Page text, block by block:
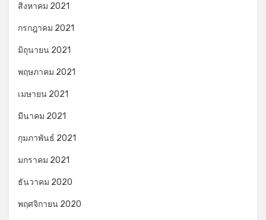
สิงหาคม 2021
กรกฎาคม 2021
มิถุนายน 2021
พฤษภาคม 2021
เมษายน 2021
มีนาคม 2021
กุมภาพันธ์ 2021
มกราคม 2021
ธันวาคม 2020
พฤศจิกายน 2020